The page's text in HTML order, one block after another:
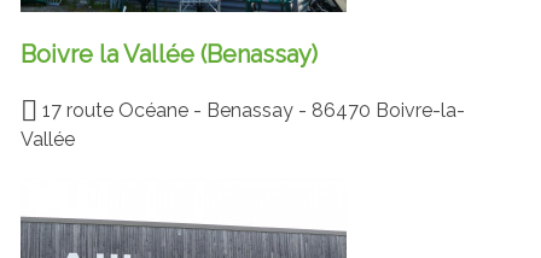
Boivre la Vallée (Benassay)
17 route Océane - Benassay - 86470 Boivre-la-
Vallée